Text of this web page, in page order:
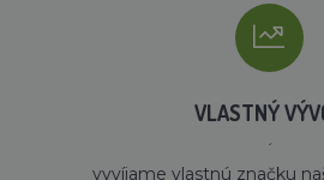
VLASTNÝ
´
vyvíjame vlastnú značku